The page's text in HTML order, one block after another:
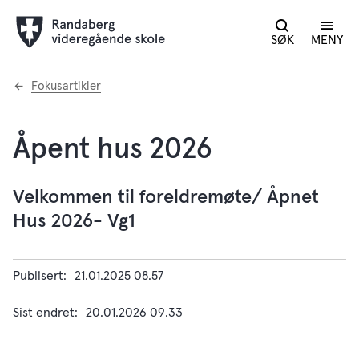
SØK MENY
Du
Fokusartikler
Åpent hus 2026
Velkommen til foreldremøte/ Åpnet
Hus 2026- Vg1
Publisert 21.01.2025 08.57
Sist endret 20.01.2026 09.33